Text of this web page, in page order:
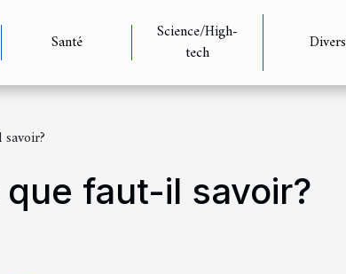
Santé
Science/High-
tech
Divers
faut-il savoir?